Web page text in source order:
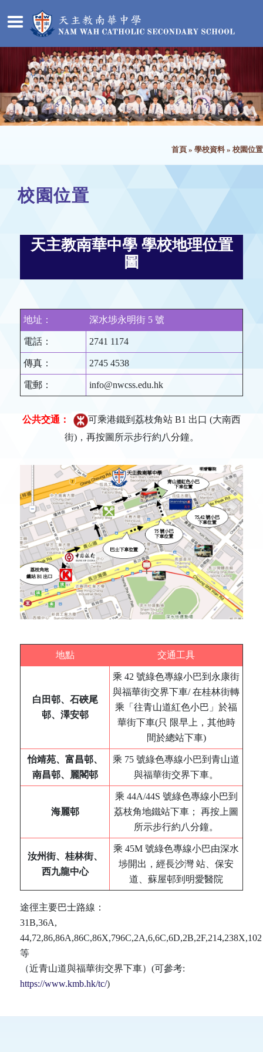
首頁 » 學校資料» 校園位置
校園位置
天主教南華中學 學校地理位置
圖
地址： 深水埗永明街 5 號
電話： 2741 1174
傳真： 2745 4538
電郵： info@nwcss.edu.hk
公共交通：
可乘港鐵到荔枝角站 B1 出口 (大南西
街)，再按圖所示步行約八分鐘。
地點 交通工具
白田邨、石硤尾
邨、澤安邨
乘 42 號綠色專線小巴到永康街
與福華街交界下車/ 在桂林街轉
乘「往青山道紅色小巴」於福
華街下車(只 限早上，其他時
間於總站下車)
怡靖苑、富昌邨、
南昌邨、麗閣邨
乘 75 號綠色專線小巴到青山道
與福華街交界下車。
海麗邨
乘 44A/44S 號綠色專線小巴到
荔枝角地鐵站下車； 再按上圖
所示步行約八分鐘。
汝州街、桂林街、
西九龍中心
乘 45M 號綠色專線小巴由深水
埗開出，經長沙灣 站、保安
道、蘇屋邨到明愛醫院
途徑主要巴士路線：
31B,36A,
44,72,86,86A,86C,86X,796C,2A,6,6C,6D,2B,2F,214,238X,102
等
（近青山道與福華街交界下車）(可參考:
https://www.kmb.hk/tc/)